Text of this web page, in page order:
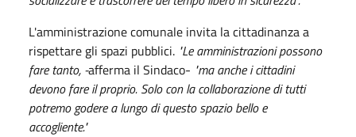
L'amministrazione comunale invita la cittadinanza a
rispettare gli spazi pubblici. "Le amministrazioni possono
fare tanto, -afferma il Sindaco- "ma anche i cittadini
devono fare il proprio. Solo con la collaborazione di tutti
potremo godere a lungo di questo spazio bello e
accogliente."